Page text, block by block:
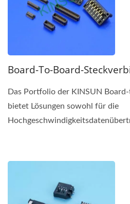
Board-To-Board-
Das Portfolio der KINSUN
bietet Lösungen sowohl für die